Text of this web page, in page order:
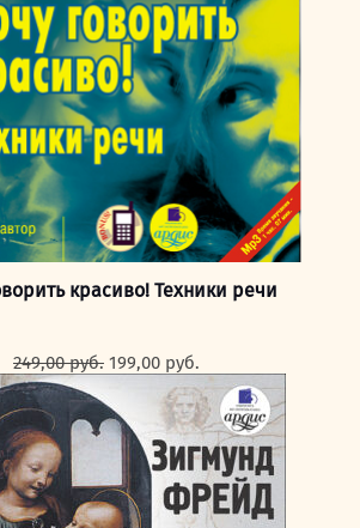
красиво! Техники речи
249,00руб. Первоначальная
цена
составляла
249,00 руб..
199,00 руб.
цена:
199,00 руб..